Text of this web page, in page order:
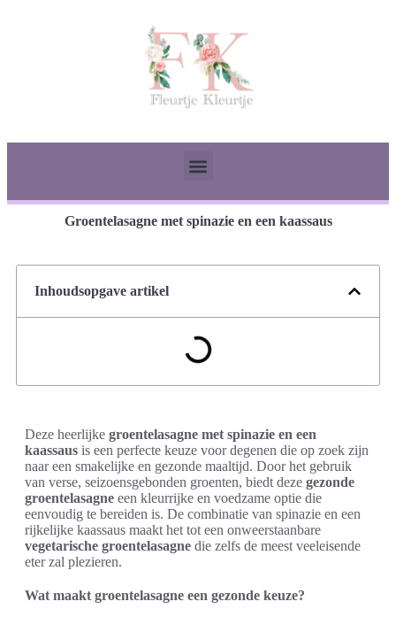
Groentelasagne met spinazie en een kaassaus
Inhoudsopgave artikel
Deze heerlijke groentelasagne met spinazie en een
kaassaus is een perfecte keuze voor degenen die op zoek zijn
naar een smakelijke en gezonde maaltijd. Door het gebruik
van verse, seizoensgebonden groenten, biedt deze gezonde
groentelasagne een kleurrijke en voedzame optie die
eenvoudig te bereiden is. De combinatie van spinazie en een
rijkelijke kaassaus maakt het tot een onweerstaanbare
vegetarische groentelasagne die zelfs de meest veeleisende
eter zal plezieren.
Wat maakt groentelasagne een gezonde keuze?